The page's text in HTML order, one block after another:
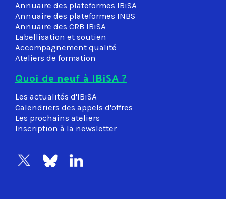
Annuaire des plateformes IBiSA
Annuaire des plateformes INBS
Annuaire des CRB IBiSA
Labellisation et soutien
Accompagnement qualité
Ateliers de formation
Quoi de neuf à IBiSA ?
Les actualités d'IBiSA
Calendriers des appels d'offres
Les prochains ateliers
Inscription à la newsletter